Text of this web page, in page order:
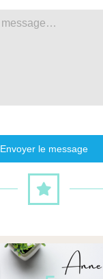
Envoyer le message